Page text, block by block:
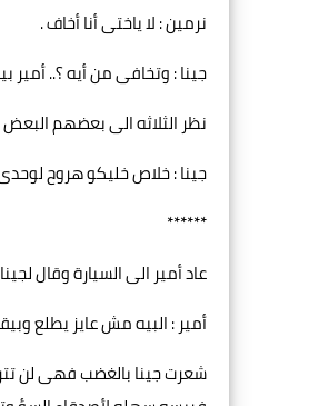
نرمين : لا ياختى أنا أخاف .
جينا : وتخافى من أيه ؟..
نظر الثلاثه الى بعضهم
جينا : خلاص خليكو هروح
******
عاد أمير الى السيارة وقال
أمير : البيه مش عايز يطلع
شعرت جينا بالغضب فهى لن